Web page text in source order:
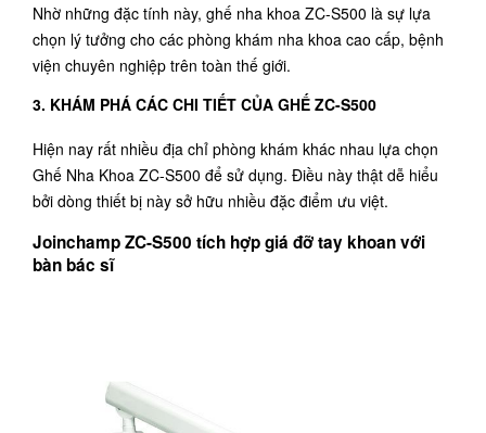
Nhờ những đặc tính này, ghế nha khoa ZC-S500 là sự lựa
chọn lý tưởng cho các phòng khám nha khoa cao cấp, bệnh
viện chuyên nghiệp trên toàn thế giới.
3. KHÁM PHÁ CÁC CHI TIẾT CỦA GHẾ ZC-S500
Hiện nay rất nhiều địa chỉ phòng khám khác nhau lựa chọn
Ghế Nha Khoa ZC-S500 để sử dụng. Điều này thật dễ hiểu
bởi dòng thiết bị này sở hữu nhiều đặc điểm ưu việt.
Joinchamp ZC-S500 tích hợp giá đỡ tay khoan với
bàn bác sĩ